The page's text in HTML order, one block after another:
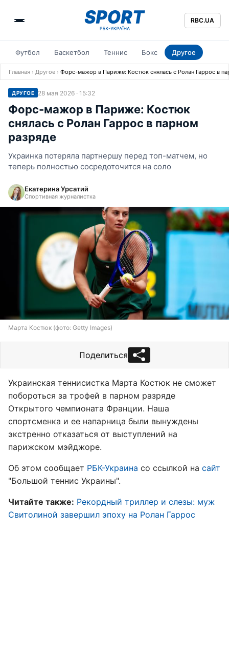
RBC.UA
Футбол Баскетбол Теннис Бокс Другое
Главная › Другое › Форс-мажор в Париже: Костюк снялась с Ролан Гаррос в
ДРУГОЕ 28 мая 2026 · 15:32
Форс-мажор в Париже: Костюк
снялась с Ролан Гаррос в парном
разряде
Украинка потеряла партнершу перед топ-матчем, но
теперь полностью сосредоточится на соло
Екатерина Урсатий
Спортивная журналистка
Марта Костюк (фото: Getty Images)
Поделиться
Украинская теннисистка Марта Костюк не сможет
побороться за трофей в парном разряде
Открытого чемпионата Франции. Наша
спортсменка и ее напарница были вынуждены
экстренно отказаться от выступлений на
парижском мэйджоре.
Об этом сообщает РБК-Украина со ссылкой на сайт
"Большой теннис Украины".
Читайте также: Рекордный триллер и слезы: муж
Свитолиной завершил эпоху на Ролан Гаррос